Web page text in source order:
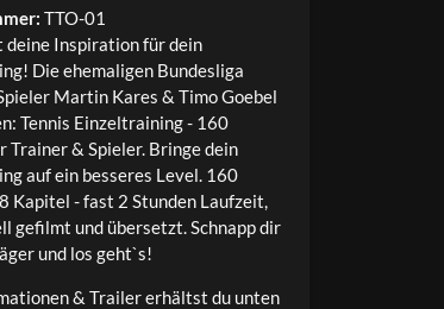
TTO-01
deine Inspiration für dein
Die ehemaligen Bundesliga
Martin Kares & Timo Goebel
Tennis Einzeltraining - 160
Trainer & Spieler. Bringe dein
auf ein besseres Level. 160
Kapitel - fast 2 Stunden Laufzeit,
gefilmt und übersetzt. Schnapp dir
und los geht`s!
& Trailer erhältst du unten